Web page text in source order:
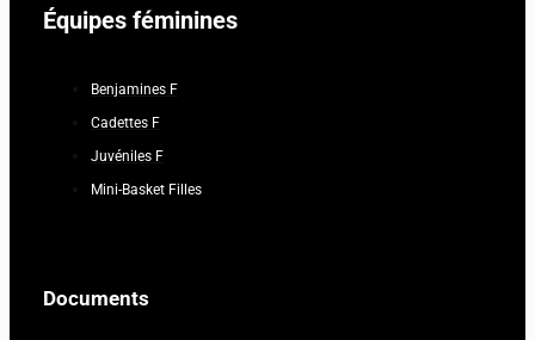
Équipes féminines
Benjamines F
Cadettes F
Juvéniles F
Mini-Basket Filles
Documents